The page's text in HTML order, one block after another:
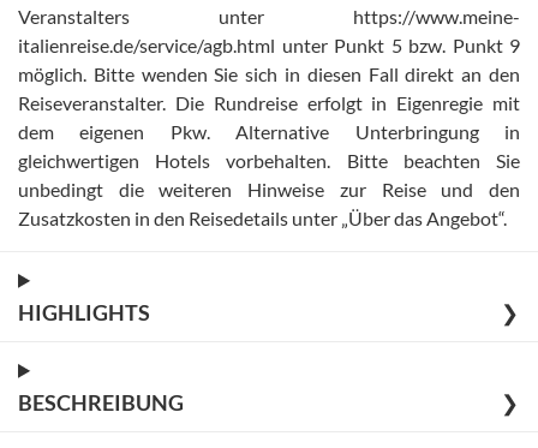
Veranstalters unter https://www.meine-
italienreise.de/service/agb.html unter Punkt 5 bzw. Punkt 9
möglich. Bitte wenden Sie sich in diesen Fall direkt an den
Reiseveranstalter. Die Rundreise erfolgt in Eigenregie mit
dem eigenen Pkw. Alternative Unterbringung in
gleichwertigen Hotels vorbehalten
Bitte beachten Sie
unbedingt die weiteren Hinweise zur Reise und den
Zusatzkosten in den Reisedetails unter „Über das Angebot“.
HIGHLIGHTS ❯
BESCHREIBUNG ❯